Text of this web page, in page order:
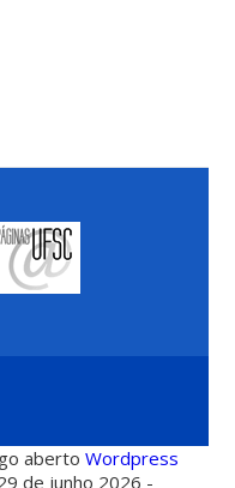
abertoWordpress
de junho 2026 -